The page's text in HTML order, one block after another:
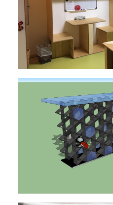
Grundstudium, Realisierung
Grundstudium